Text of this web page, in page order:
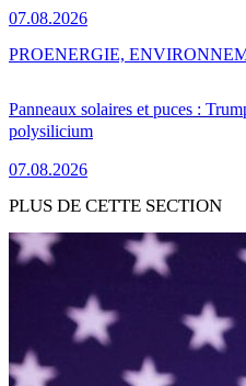
07.08.2026
Panneaux solaires et puces :
polysilicium
07.08.2026
PROENERGIE,
PLUS DE CETTE SECTION